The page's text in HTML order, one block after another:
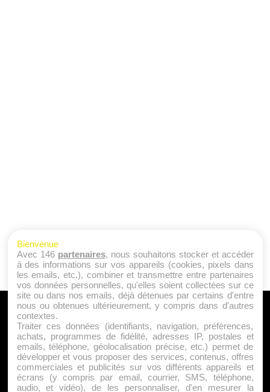
A PROPOS
Qui sommes nous ?
Mentions Légales
Publicité
Politique de Cookies
Bienvenue
Avec 146 partenaires, nous souhaitons stocker et accéder
à des informations sur vos appareils (cookies, pixels dans
les emails, etc.), combiner et transmettre entre partenaires
vos données personnelles, qu'elles soient collectées sur ce
site ou dans nos emails, déjà détenues par certains d'entre
nous ou obtenues ultérieurement, y compris dans d'autres
contextes.
Traiter ces données (identifiants, navigation, préférences,
achats, programmes de fidélité, adresses IP, postales et
emails, téléphone, géolocalisation précise, etc.) permet de
développer et vous proposer des services, contenus, offres
commerciales et publicités sur vos différents appareils et
écrans (y compris par email, courrier, SMS, téléphone,
audio, et vidéo), de les personnaliser, d'en mesurer la